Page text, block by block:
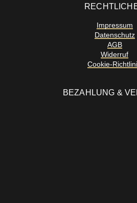
Impressum
Datenschutz
AGB
Widerruf
Cookie-
BEZAHLUNG &